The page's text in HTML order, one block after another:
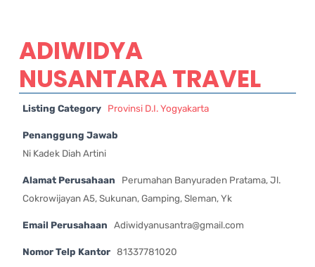
ADIWIDYA
NUSANTARA TRAVEL
Listing Category Provinsi D.I. Yogyakarta
Penanggung Jawab
Ni Kadek Diah Artini
Alamat Perusahaan
Perumahan Banyuraden Pratama, Jl.
Cokrowijayan A5, Sukunan, Gamping, Sleman, Yk
Email Perusahaan Adiwidyanusantra@gmail.com
Nomor Telp Kantor 81337781020